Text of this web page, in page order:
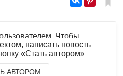
Чтобы
написать новость
«Стать автором»
АВТОРОМ